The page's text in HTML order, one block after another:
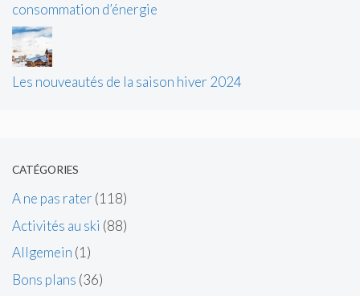
consommation d’énergie
Les nouveautés de la saison hiver 2024
CATÉGORIES
A ne pas rater (118)
Activités au ski (88)
Allgemein (1)
Bons plans (36)